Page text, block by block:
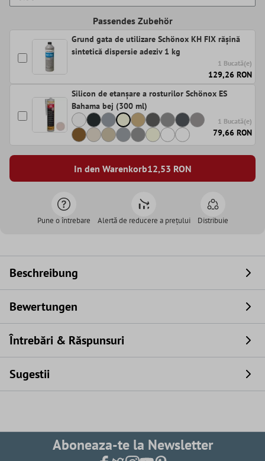
Passendes Zubehör
Grund gata de utilizare Schönox KH FIX rășină
sintetică dispersie adeziv 1 kg
1 Bucată(e)
129,26 RON
Silicon de etanșare a rosturilor Schönox ES
Bahama bej (300 ml)
1 Bucată(e)
79,66 RON
In den Warenkorb12,53 RON
Pune o întrebare Alertă de reducere a prețului Distribuie
Beschreibung
Bewertungen
Întrebări & Răspunsuri
Sugestii
Aboneaza-te la Newsletter